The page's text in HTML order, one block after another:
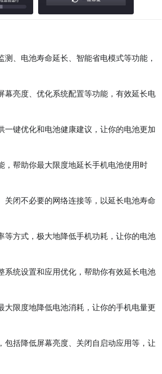
、电池寿命延长、智能省电模式等功能，
幕亮度、优化系统配置等功能，有效延长电
一键优化和电池健康建议，让你的电池更加
，帮助你最大限度地延长手机电池使用时
关闭不必要的网络连接等，以延长电池寿命
等方式，极大地降低手机功耗，让你的电池
系统设置和应用优化，帮助你有效延长电池
大限度地降低电池消耗，让你的手机电量更
包括降低屏幕亮度、关闭自启动应用等，让